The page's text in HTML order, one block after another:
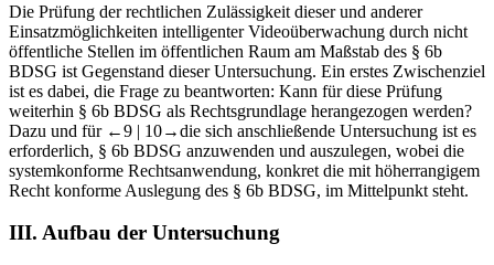
Die Prüfung der rechtlichen Zulässigkeit dieser und anderer
Einsatzmöglichkeiten intelligenter Videoüberwachung durch nicht
öffentliche Stellen im öffentlichen Raum am Maßstab des § 6b
BDSG ist Gegenstand dieser Untersuchung. Ein erstes Zwischenziel
ist es dabei, die Frage zu beantworten: Kann für diese Prüfung
weiterhin § 6b BDSG als Rechtsgrundlage herangezogen werden?
Dazu und für ←9 | 10→die sich anschließende Untersuchung ist es
erforderlich, § 6b BDSG anzuwenden und auszulegen, wobei die
systemkonforme Rechtsanwendung, konkret die mit höherrangigem
Recht konforme Auslegung des § 6b BDSG, im Mittelpunkt steht.
III. Aufbau der Untersuchung